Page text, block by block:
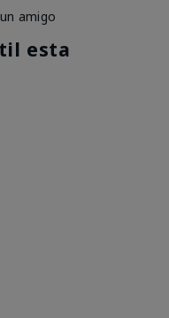
amigo
esta